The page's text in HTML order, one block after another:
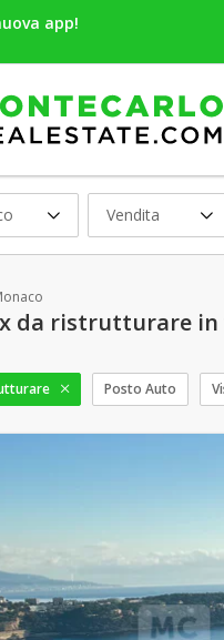
app!
Vendita
da ristrutturare in
Posto Auto